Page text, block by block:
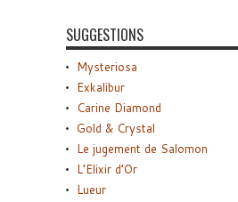
SUGGESTIONS
Mysteriosa
Exkalibur
Carine Diamond
Gold & Crystal
Le jugement de Salomon
L’Elixir d’Or
Lueur